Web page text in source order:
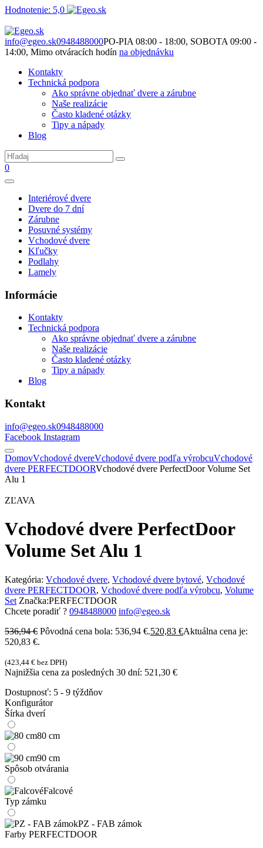
Hodnotenie: 5,0
info@egeo.sk0948488000PO-PIA 08:00 - 18:00, SOBOTA 09:00 -
14:00, Mimo otváracích hodín na objednávku
Kontakty
Technická podpora
Ako správne objednať dvere a zárubne
Naše realizácie
Často kladené otázky
Tipy a nápady
Blog
0
Interiérové dvere
Dvere do 7 dní
Zárubne
Posuvné systémy
Vchodové dvere
Kľučky
Podlahy
Lamely
Informácie
Kontakty
Technická podpora
Ako správne objednať dvere a zárubne
Naše realizácie
Často kladené otázky
Tipy a nápady
Blog
Kontakt
info@egeo.sk0948488000
Facebook Instagram
DomovVchodové dvereVchodové dvere podľa výrobcuVchodové
dvere PERFECTDOORVchodové dvere PerfectDoor Volume Set
Alu 1
ZĽAVA
Vchodové dvere PerfectDoor
Volume Set Alu 1
Kategória: Vchodové dvere, Vchodové dvere bytové, Vchodové
dvere PERFECTDOOR, Vchodové dvere podľa výrobcu, Volume
Set Značka:PERFECTDOOR
Chcete poradiť ? 0948488000 info@egeo.sk
536,94€ Pôvodná cena bola: 536,94 €.520,83 €Aktuálna cena je:
520,83 €.
(423,44 € bez DPH)
Najnižšia cena za posledných 30 dní: 521,30 €
Dostupnosť: 5 - 9 týždňov
Konfigurátor
Šírka dverí
80 cm
90 cm
Spôsob otvárania
Falcové
Typ zámku
PZ - FAB zámok
Farby PERFECTDOOR